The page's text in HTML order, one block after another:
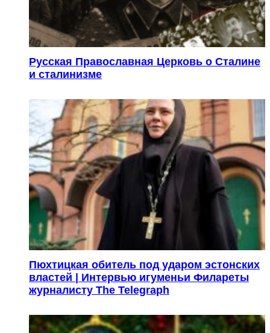
Русская Православная Церковь о Сталине
и сталинизме
Пюхтицкая обитель под ударом эстонских
властей | Интервью игуменьи Филареты
журналисту The Telegraph